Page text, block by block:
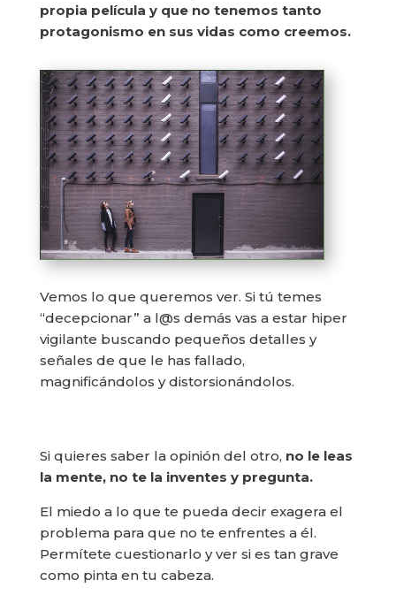
propia película y que no tenemos tanto
protagonismo en sus vidas como creemos.
Vemos lo que queremos ver. Si tú temes
“decepcionar” a l@s demás vas a estar hiper
vigilante buscando pequeños detalles y
señales de que le has fallado,
magnificándolos y distorsionándolos.
Si quieres saber la opinión del otro, no le leas
la mente, no te la inventes y pregunta.
El miedo a lo que te pueda decir exagera el
problema para que no te enfrentes a él.
Permítete cuestionarlo y ver si es tan grave
como pinta en tu cabeza.